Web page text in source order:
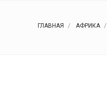
ГЛАВНАЯ АФРИКА